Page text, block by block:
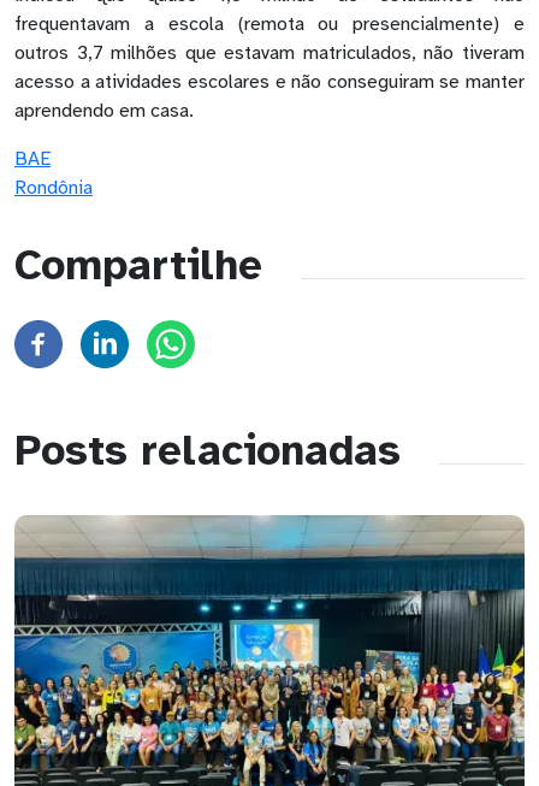
frequentavam a escola (remota ou presencialmente) e
outros 3,7 milhões que estavam matriculados, não tiveram
acesso a atividades escolares e não conseguiram se manter
aprendendo em casa.
BAE
Rondônia
Compartilhe
Posts relacionadas